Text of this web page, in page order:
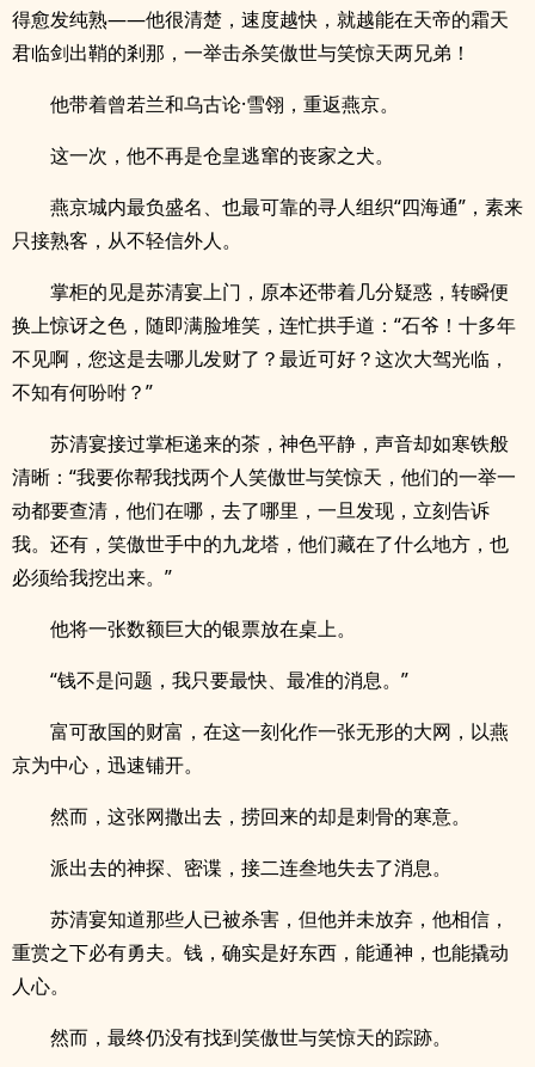
得愈发纯熟——他很清楚，速度越快，就越能在天帝的霜天
君临剑出鞘的剎那，一举击杀笑傲世与笑惊天两兄弟！
他带着曾若兰和乌古论·雪翎，重返燕京。
这一次，他不再是仓皇逃窜的丧家之犬。
燕京城内最负盛名、也最可靠的寻人组织“四海通”，素来
只接熟客，从不轻信外人。
掌柜的见是苏清宴上门，原本还带着几分疑惑，转瞬便
换上惊讶之色，随即满脸堆笑，连忙拱手道：“石爷！十多年
不见啊，您这是去哪儿发财了？最近可好？这次大驾光临，
不知有何吩咐？”
苏清宴接过掌柜递来的茶，神色平静，声音却如寒铁般
清晰：“我要你帮我找两个人笑傲世与笑惊天，他们的一举一
动都要查清，他们在哪，去了哪里，一旦发现，立刻告诉
我。还有，笑傲世手中的九龙塔，他们藏在了什么地方，也
必须给我挖出来。”
他将一张数额巨大的银票放在桌上。
“钱不是问题，我只要最快、最准的消息。”
富可敌国的财富，在这一刻化作一张无形的大网，以燕
京为中心，迅速铺开。
然而，这张网撒出去，捞回来的却是刺骨的寒意。
派出去的神探、密谍，接二连叁地失去了消息。
苏清宴知道那些人已被杀害，但他并未放弃，他相信，
重赏之下必有勇夫。钱，确实是好东西，能通神，也能撬动
人心。
然而，最终仍没有找到笑傲世与笑惊天的踪跡。